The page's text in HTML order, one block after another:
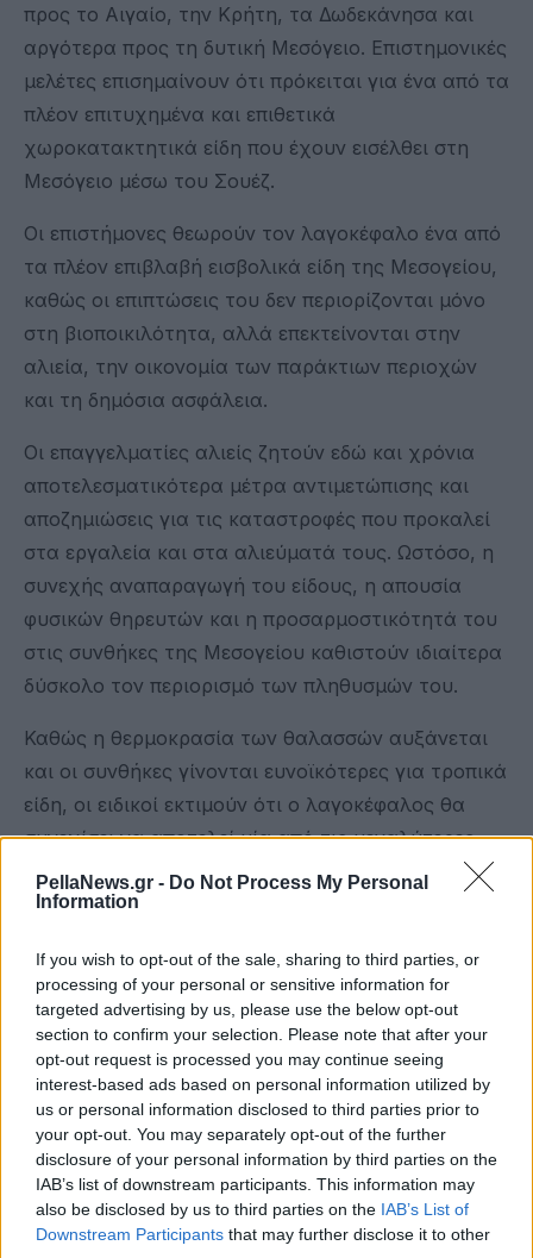
PellaNews.gr - Do Not Process My Personal
Information
If you wish to opt-out of the sale, sharing to third parties, or
processing of your personal or sensitive information for
targeted advertising by us, please use the below opt-out
section to confirm your selection. Please note that after your
opt-out request is processed you may continue seeing
interest-based ads based on personal information utilized by
us or personal information disclosed to third parties prior to
your opt-out. You may separately opt-out of the further
disclosure of your personal information by third parties on the
IAB’s list of downstream participants. This information may
also be disclosed by us to third parties on the IAB’s List of
Downstream Participants that may further disclose it to other
προς το Αιγαίο, την Κρήτη, τα Δωδεκάνησα και
αργότερα προς τη δυτική Μεσόγειο. Επιστημονικές
μελέτες επισημαίνουν ότι πρόκειται για ένα από τα
πλέον επιτυχημένα και επιθετικά
χωροκατακτητικά είδη που έχουν εισέλθει στη
Μεσόγειο μέσω του Σουέζ.
Οι επιστήμονες θεωρούν τον λαγοκέφαλο ένα από
τα πλέον επιβλαβή εισβολικά είδη της Μεσογείου,
καθώς οι επιπτώσεις του δεν περιορίζονται μόνο
στη βιοποικιλότητα, αλλά επεκτείνονται στην
αλιεία, την οικονομία των παράκτιων περιοχών
και τη δημόσια ασφάλεια.
Οι επαγγελματίες αλιείς ζητούν εδώ και χρόνια
αποτελεσματικότερα μέτρα αντιμετώπισης και
αποζημιώσεις για τις καταστροφές που προκαλεί
στα εργαλεία και στα αλιεύματά τους. Ωστόσο, η
συνεχής αναπαραγωγή του είδους, η απουσία
φυσικών θηρευτών και η προσαρμοστικότητά του
στις συνθήκες της Μεσογείου καθιστούν ιδιαίτερα
δύσκολο τον περιορισμό των πληθυσμών του.
Καθώς η θερμοκρασία των θαλασσών αυξάνεται
και οι συνθήκες γίνονται ευνοϊκότερες για τροπικά
είδη, οι ειδικοί εκτιμούν ότι ο λαγοκέφαλος θα
συνεχίσει να αποτελεί μία από τις μεγαλύτερες
προκλήσεις για τις ελληνικές θάλασσες τα
επόμενα χρόνια, με τις συνέπειες να γίνονται
παράκτιες κοινωνίες που ζουν από τη θάλασσα..